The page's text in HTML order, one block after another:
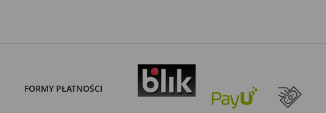
FORMY PŁATNOŚCI